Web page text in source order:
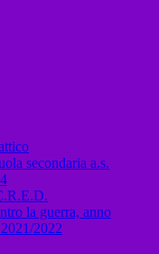
secondaria a.s.
la guerra, anno
2022